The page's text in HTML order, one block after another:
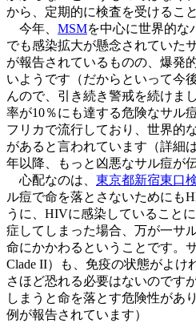
から、定期的に検査を受けるこ
今年、 MSMを中心に世界的な
でも感染拡大が懸念されていた
が報告されているものの、爆発
いようです（だからといって今
んので、引き続き警戒を続けま
率が10％にも達する危険なサル
フリカで流行しており、世界的
があると言われています（詳細
年以降、もっと凶悪なサル痘が
心配なのは、 東京都新宿東口
ル痘で命を落とさないためにも
うに、HIVに感染していること
症してしまった場合、万が一サ
命にかかわるということです。
Clade II）も、免疫の状態がよけ
さほど恐れる必要はないのです
しまうと命を落とす危険性があ
例が報告されています）